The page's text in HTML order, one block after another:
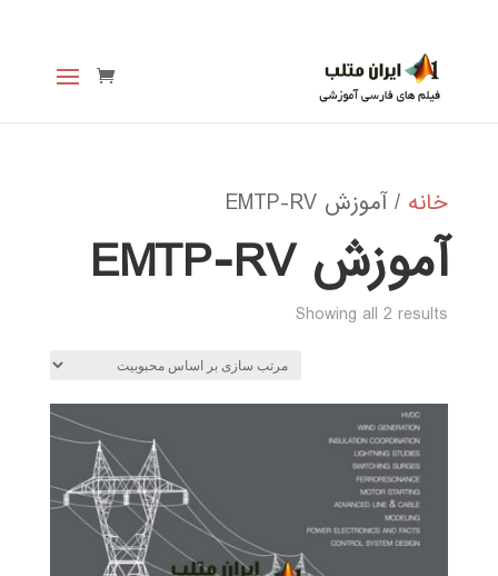
خانه / آموزش EMTP-RV
آموزش EMTP-RV
Showing all 2 results
Sorted